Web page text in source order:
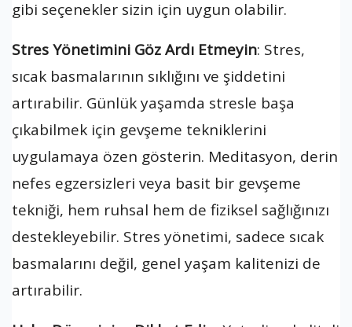
gibi seçenekler sizin için uygun olabilir.
Stres Yönetimini Göz Ardı Etmeyin: Stres,
sıcak basmalarının sıklığını ve şiddetini
artırabilir. Günlük yaşamda stresle başa
çıkabilmek için gevşeme tekniklerini
uygulamaya özen gösterin. Meditasyon, derin
nefes egzersizleri veya basit bir gevşeme
tekniği, hem ruhsal hem de fiziksel sağlığınızı
destekleyebilir. Stres yönetimi, sadece sıcak
basmalarını değil, genel yaşam kalitenizi de
artırabilir.